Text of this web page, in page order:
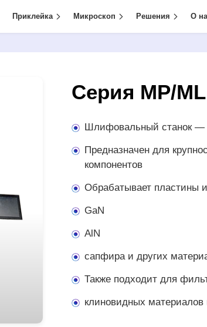
Приклейка Микроскоп Решения О
Серия MP/ML
Шлифовальный станок —
Предназначен для
компонентов
Обрабатывает пластины
GaN
AlN
сапфира и других
Также подходит для
клиновидных